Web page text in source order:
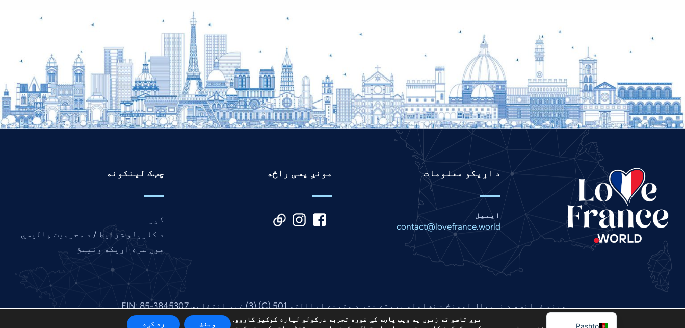
د اړیکو معلومات
ایمیل
contact@lovefrance.world
مونږ پسی راځه چټک لینکونه
کور
د کارولو شرایط / د محرمیت پالیسي
موږ سره اړیکه ونیسئ
مینه فرانسه د نړیوال لمونځ د نښلولو پروژه ده، د متحده ایاالتو 501 (C) (3) غیر انتفاعي EIN: 85-3845307.
© ۲۰۲۶. ټول حقونه خوندي دي. وېبپاڼه د
آی.پی.سی میډیا. موږ تاسو ته زموږ په ویب پاڼه کې غوره تجربه درکولو لپاره کوکیز کاروو.
ومنئ رد کړه Pashto
English
Chinese
Dutch
Finnish
French
German
Gujarati
Hindi
Indonesian
Italian
Japanese
Kannada
Khmer